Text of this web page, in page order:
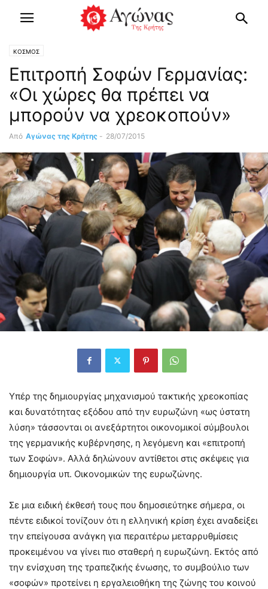
ΚΟΣΜΟΣ
Επιτροπή Σοφών Γερμανίας:
«Οι χώρες θα πρέπει να
μπορούν να χρεοκοπούν»
Από Αγώνας της Κρήτης - 28/07/2015
Υπέρ της δημιουργίας μηχανισμού τακτικής χρεοκοπίας
και δυνατότητας εξόδου από την ευρωζώνη «ως ύστατη
λύση» τάσσονται οι ανεξάρτητοι οικονομικοί σύμβουλοι
της γερμανικής κυβέρνησης, η λεγόμενη και «επιτροπή
των Σοφών». Αλλά δηλώνουν αντίθετοι στις σκέψεις για
δημιουργία υπ. Οικονομικών της ευρωζώνης.
Σε μια ειδική έκθεσή τους που δημοσιεύτηκε σήμερα, οι
πέντε ειδικοί τονίζουν ότι η ελληνική κρίση έχει αναδείξει
την επείγουσα ανάγκη για περαιτέρω μεταρρυθμίσεις
προκειμένου να γίνει πιο σταθερή η ευρωζώνη. Εκτός από
την ενίσχυση της τραπεζικής ένωσης, το συμβούλιο των
«σοφών» προτείνει η εργαλειοθήκη της ζώνης του κοινού